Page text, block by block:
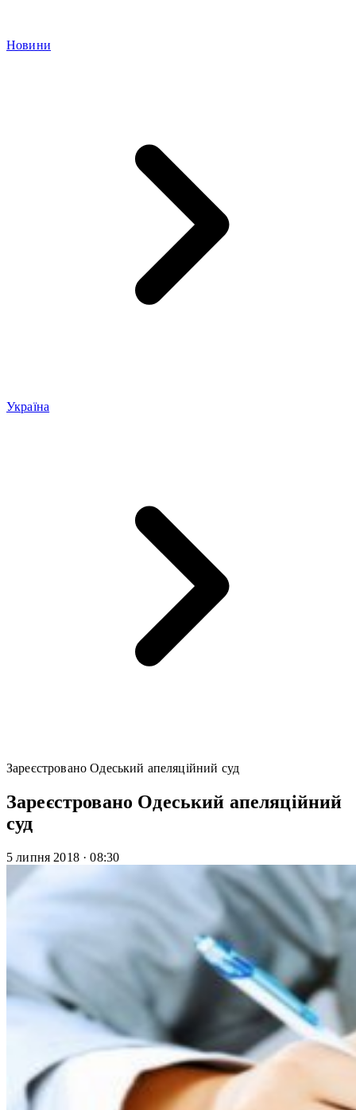
Новини
Україна
Зареєстровано Одеський апеляційний суд
Зареєстровано Одеський апеляційний
суд
5 липня 2018 · 08:30